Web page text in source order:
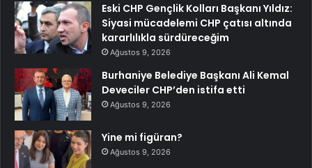
Eski CHP Gençlik Kolları Başkanı Yıldız:
Siyasi mücadelemi CHP çatısı altında
kararlılıkla sürdüreceğim
Ağustos 9, 2026
Burhaniye Belediye Başkanı Ali Kemal
Deveciler CHP’den istifa etti
Ağustos 9, 2026
Yine mi figüran?
Ağustos 9, 2026